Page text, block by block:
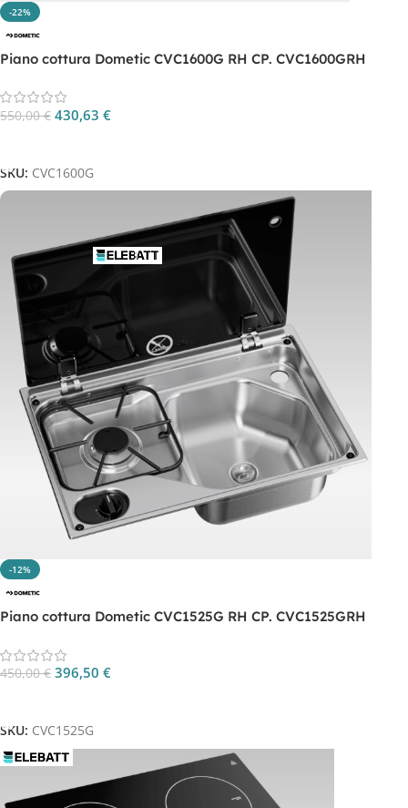
-22%
Piano cottura Dometic CVC1600G RH CP. CVC1600GRH
550,00€ 430,63 €
SKU: CVC1600G
-12%
Piano cottura Dometic CVC1525G RH CP. CVC1525GRH
450,00€ 396,50 €
SKU: CVC1525G